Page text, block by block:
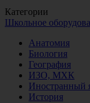
Категории
Школьное
Анатомия
Биология
География
ИЗО, МХК
Иностранный
История